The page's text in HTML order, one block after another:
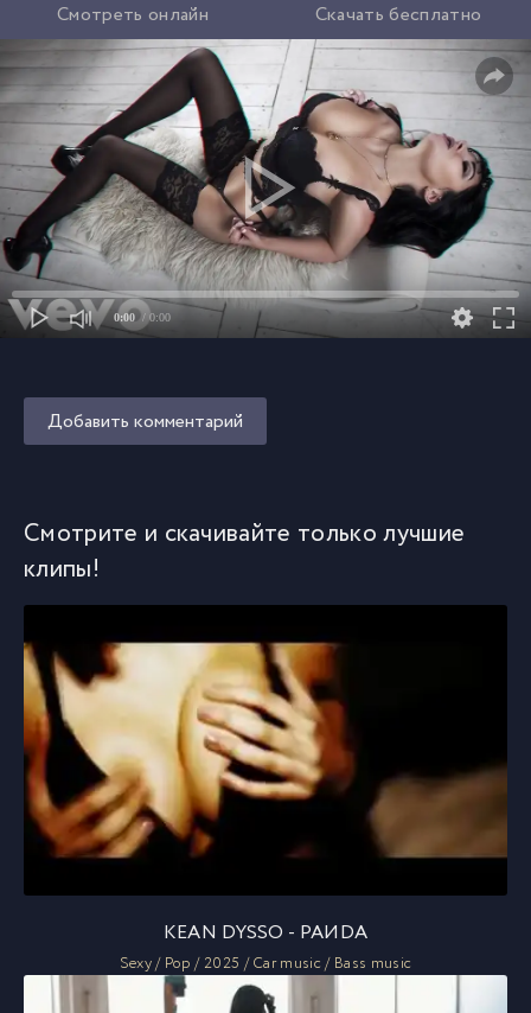
Смотреть онлайн Скачать бесплатно
0:00 / 0:00
Добавить комментарий
Смотрите и скачивайте только лучшие
клипы!
KEAN DYSSO - PAИDA
Sexy / Pop / 2025 / Car music / Bass music